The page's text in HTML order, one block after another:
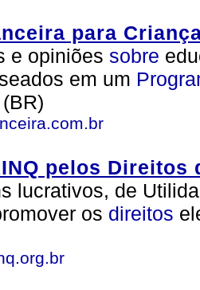
para
e opiniões sobre
em um
pelos Direitos
lucrativos, de
os direitos